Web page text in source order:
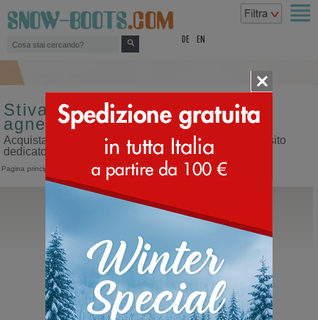
DE EN
Stivali da uomo fodera di
agnello
Acquista stivali da uomo fodera di agnello sul nostro sito
dedicato ai doposci
Pagina principale >Stivali
Fracap
M120 Agnello Vintage M